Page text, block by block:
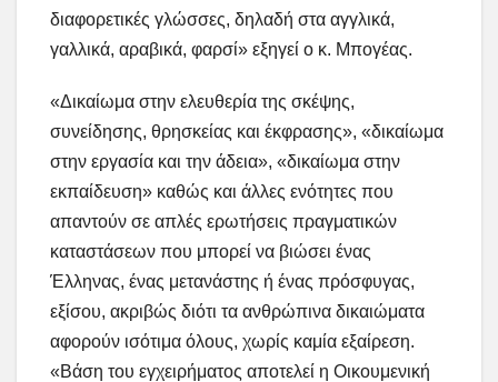
διαφορετικές γλώσσες, δηλαδή στα αγγλικά,
γαλλικά, αραβικά, φαρσί» εξηγεί ο κ. Μπογέας.
«Δικαίωμα στην ελευθερία της σκέψης,
συνείδησης, θρησκείας και έκφρασης», «δικαίωμα
στην εργασία και την άδεια», «δικαίωμα στην
εκπαίδευση» καθώς και άλλες ενότητες που
απαντούν σε απλές ερωτήσεις πραγματικών
καταστάσεων που μπορεί να βιώσει ένας
Έλληνας, ένας μετανάστης ή ένας πρόσφυγας,
εξίσου, ακριβώς διότι τα ανθρώπινα δικαιώματα
αφορούν ισότιμα όλους, χωρίς καμία εξαίρεση.
«Βάση του εγχειρήματος αποτελεί η Οικουμενική